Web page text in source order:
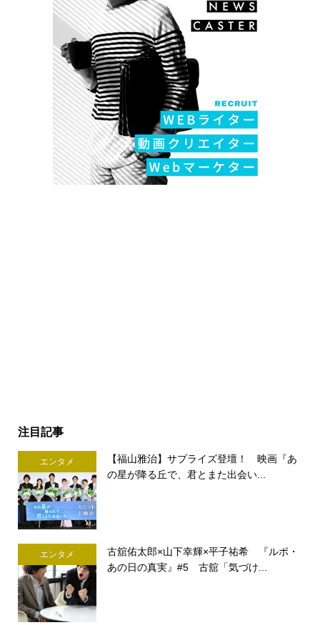
注目記事
エンタメ
【福山雅治】サプライズ登壇！ 映画『あ
の星が降る丘で、君とまた出会い...
エンタメ
古舘佑太郎×山下幸輝×平子祐希 『ルポ・
あの日の真実』#5 古舘「気づけ...